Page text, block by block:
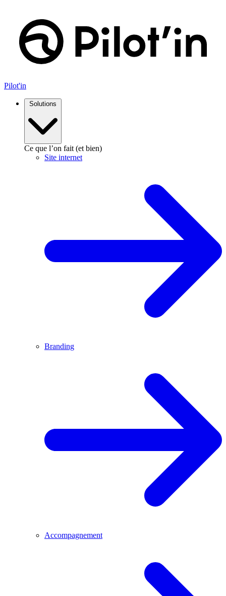
contenu
Pilot'in
Solutions
Ce que l’on fait (et bien)
Site internet
Branding
Accompagnement